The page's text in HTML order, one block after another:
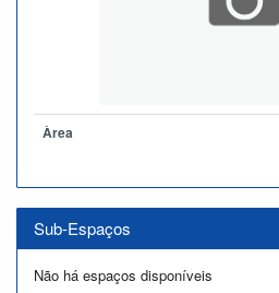
Àrea
Sub-Espaços
Não há espaços disponíveis